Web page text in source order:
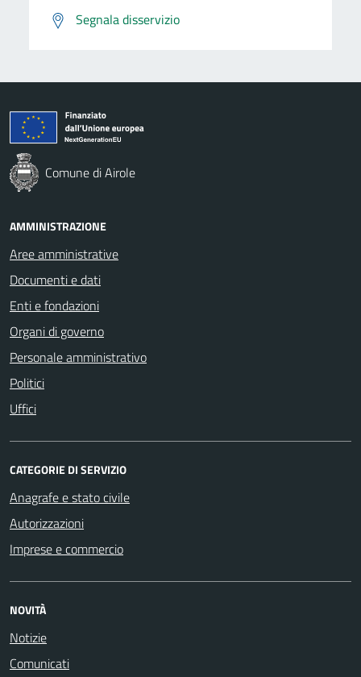
Segnala disservizio
Comune di Airole
AMMINISTRAZIONE
Aree amministrative
Documenti e dati
Enti e fondazioni
Organi di governo
Personale amministrativo
Politici
Uffici
CATEGORIE DI SERVIZIO
Anagrafe e stato civile
Autorizzazioni
Imprese e commercio
NOVITÀ
Notizie
Comunicati